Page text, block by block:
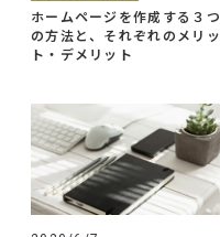
ホームページを作成する３つ
の方法と、それぞれのメリッ
ト・デメリット